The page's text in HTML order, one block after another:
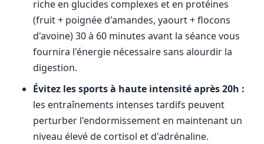
riche en glucides complexes et en protéines
(fruit + poignée d'amandes, yaourt + flocons
d'avoine) 30 à 60 minutes avant la séance vous
fournira l'énergie nécessaire sans alourdir la
digestion.
Évitez les sports à haute intensité après 20h :
les entraînements intenses tardifs peuvent
perturber l'endormissement en maintenant un
niveau élevé de cortisol et d'adrénaline.